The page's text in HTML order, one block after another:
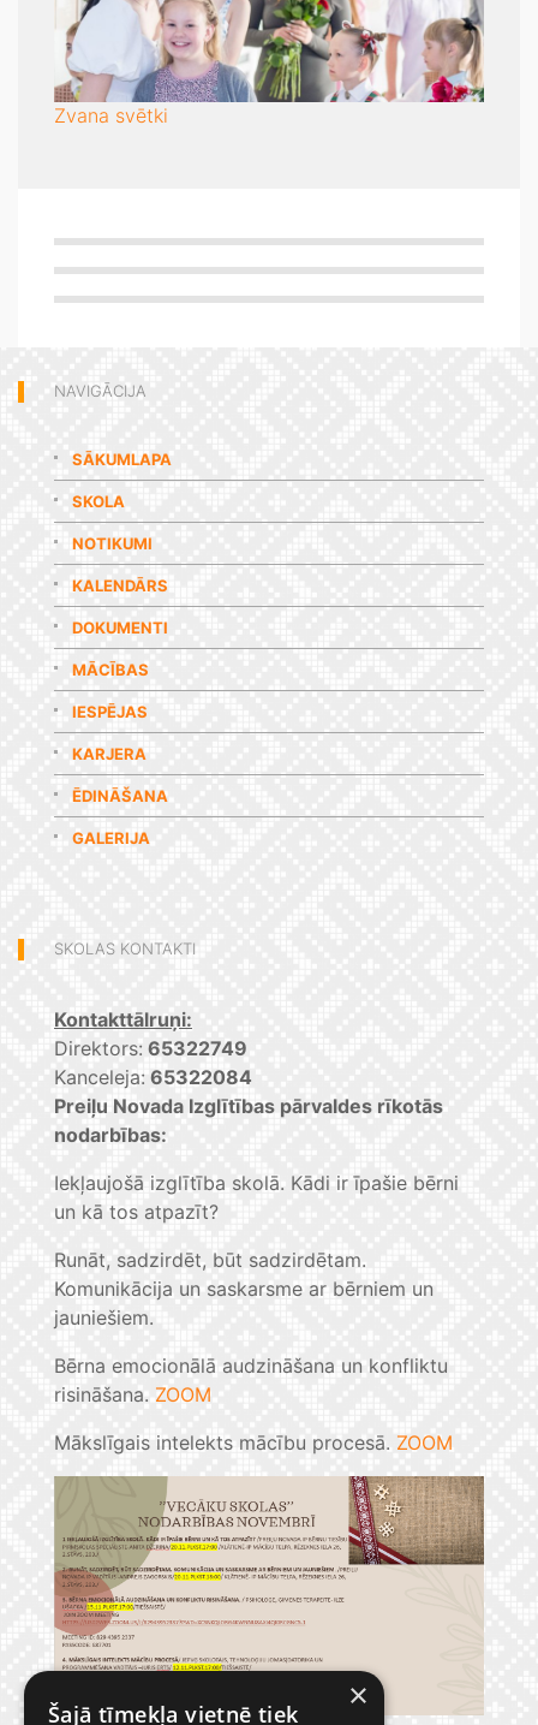
Zvana svētki
NAVIGĀCIJA
SĀKUMLAPA
SKOLA
NOTIKUMI
KALENDĀRS
DOKUMENTI
MĀCĪBAS
IESPĒJAS
KARJERA
ĒDINĀŠANA
GALERIJA
SKOLAS KONTAKTI
Kontakttālruņi:
Direktors: 65322749
Kanceleja: 65322084
Preiļu Novada Izglītības pārvaldes rīkotās
nodarbības:
Iekļaujošā izglītība skolā. Kādi ir īpašie bērni
un kā tos atpazīt?
Runāt, sadzirdēt, būt sadzirdētam.
Komunikācija un saskarsme ar bērniem un
jauniešiem.
Bērna emocionālā audzināšana un konfliktu
risināšana. ZOOM
Mākslīgais intelekts mācību procesā. ZOOM
×
Šajā tīmekļa vietnē tiek